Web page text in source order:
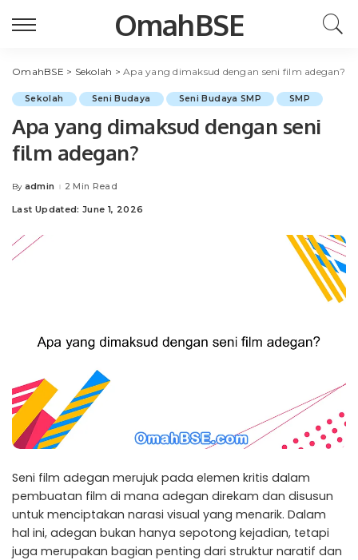
OmahBSE
OmahBSE > Sekolah >Apa yang dimaksud dengan seni film adegan?
Sekolah Seni Budaya Seni Budaya SMP SMP
Apa yang dimaksud dengan seni
film adegan?
Posted
By admin 2 Min Read
Last Updated: June 1, 2026
Seni film adegan merujuk pada elemen kritis dalam
pembuatan film di mana adegan direkam dan disusun
untuk menciptakan narasi visual yang menarik. Dalam
hal ini, adegan bukan hanya sepotong kejadian, tetapi
juga merupakan bagian penting dari struktur naratif dan